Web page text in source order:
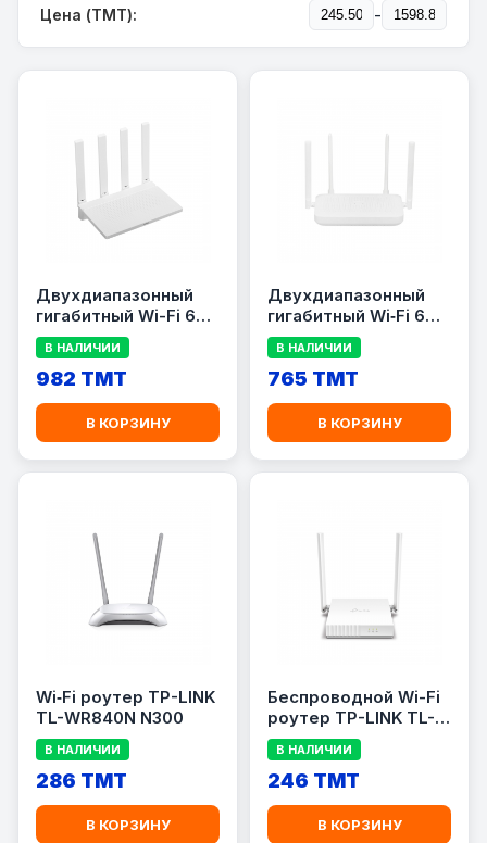
Цена (TMT): -
Двухдиапазонный
гигабитный Wi-Fi 6
роутер Xiaomi Router
AX3000T Global
В НАЛИЧИИ
982 TMT
В КОРЗИНУ
Двухдиапазонный
гигабитный Wi‑Fi 6
роутер Xiaomi Router
AX1500 Global
В НАЛИЧИИ
765 TMT
В КОРЗИНУ
Wi‑Fi роутер TP-LINK
TL-WR840N N300
В НАЛИЧИИ
286 TMT
В КОРЗИНУ
Беспроводной Wi-Fi
роутер TP-LINK TL-
WR820N N150
В НАЛИЧИИ
246 TMT
В КОРЗИНУ